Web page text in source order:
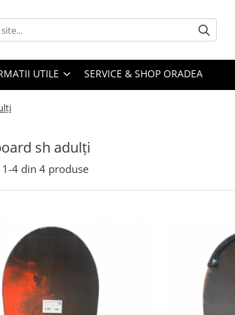
UTILE SERVICE & SHOP ORADEA
sh adulți
1-4 din 4 produse